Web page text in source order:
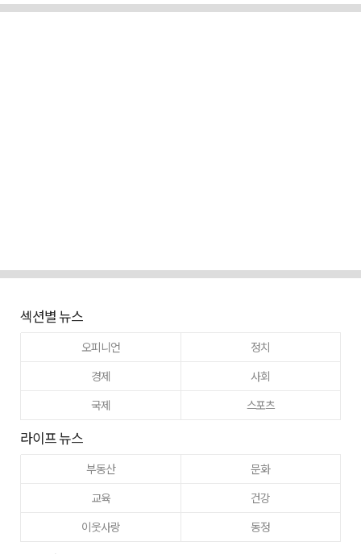
섹션별 뉴스
오피니언
정치
경제
사회
국제
스포츠
라이프 뉴스
부동산
문화
교육
건강
이웃사랑
동정